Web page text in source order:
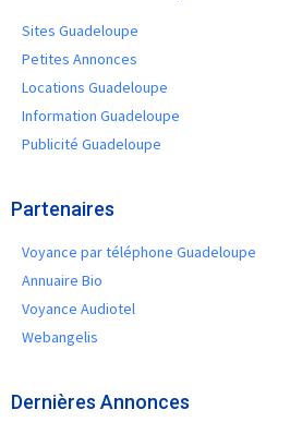
Sites Guadeloupe
Petites Annonces
Locations Guadeloupe
Information Guadeloupe
Publicité Guadeloupe
Partenaires
Voyance par téléphone Guadeloupe
Annuaire Bio
Voyance Audiotel
Webangelis
Dernières Annonces